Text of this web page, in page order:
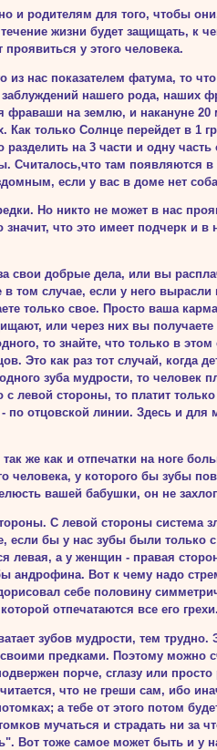
и родителям для того, чтобы
жизни будет защищать, к
у этого человека.
нас показа­телем фатума, то
нашего рода, наших
фраваши на землю, и накануне 20
только Солнце перейдет в 1
на 3 части и одну часть
Считалось,что там появляются в
если у вас в доме нет
Но никто не может в нас
что это имеет подчерк и
свои добрые дела, или вы
том случае, если у него вырасли
только свое. Просто ваша
или через них вы
то знайте, что только в
Это как раз тот случай, когда
зуба мудрости, то человек
левой стороны, то платит
по отцовской линии. Здесь и
же как и отпечатки на ноге
человека, у которого бы зубы
вашей бабушки, он не
С ле­вой стороны система
если бы у нас зубы были только
а у женщин - правая
Вот к чему надо
себе половину
отпечатаются все его грехи.
зубов мудрости, тем трудно.
предками. Поэтому можно
порче, сглазу или просто
что не греши сам, ибо
а тебе от этого потом
мучаться и страдать ни за
Вот тоже самое может быть и у